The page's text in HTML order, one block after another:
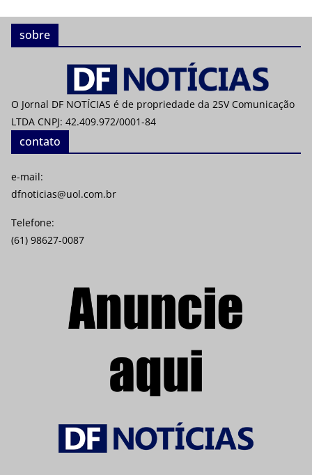
sobre
O Jornal DF NOTÍCIAS é de propriedade da 2SV Comunicação
LTDA CNPJ: 42.409.972/0001-84
contato
e-mail:
dfnoticias@uol.com.br
Telefone:
(61) 98627-0087